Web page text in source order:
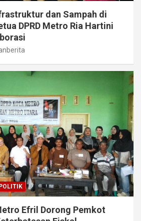
dan Sampah di
DPRD Metro Ria Hartini
Efril Dorong Pemkot